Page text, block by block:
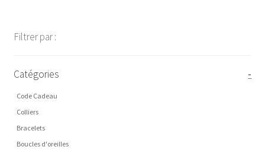
Filtrer par :
Catégories -
Code Cadeau
Colliers
Bracelets
Boucles d'oreilles